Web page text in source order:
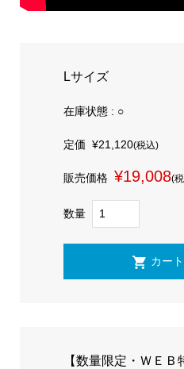
Lサイズ
在庫状態 : ○
定価 ¥21,120(税込)
販売価格 ¥19,008(
数量
【数量限定・ＷＥＢ